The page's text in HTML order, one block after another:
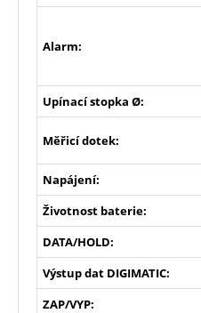
Alarm:
Upínací stopka Ø:
Měřicí dotek:
Napájení:
Životnost baterie:
DATA/HOLD:
Výstup dat DIGIMATIC:
ZAP/VYP: